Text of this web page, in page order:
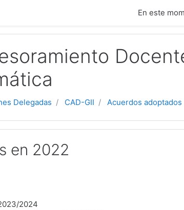
En este
Delegadas CAD-GII Acuerdos adoptados
en 2022
2024